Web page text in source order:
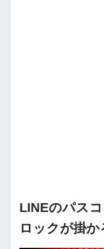
LINEのパス
ロックが掛か